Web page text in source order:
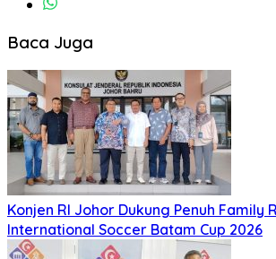
Baca Juga
Konjen RI Johor Dukung Penuh Family
International Soccer Batam Cup 2026